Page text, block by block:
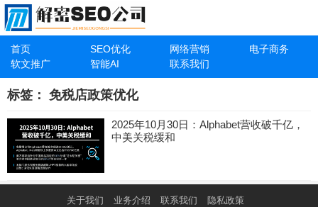
首页 SEO优化 网络营销
电子商务
软文推广
智能AI 联系我们
标签： 免税店政策优化
2025年10月30日：Alphabet营收破千亿，
中美关税缓和
关于我们 业务介绍 联系我们 隐私政策